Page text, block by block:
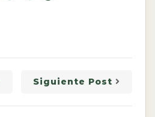
Siguiente Post